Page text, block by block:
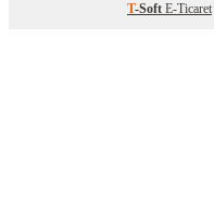
T-Soft E-Ticaret